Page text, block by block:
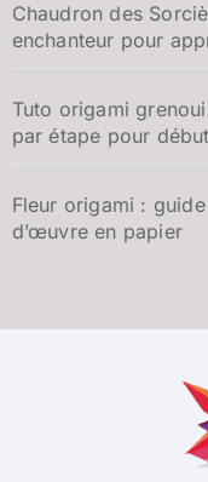
Chaudron des
enchanteur pour
Tuto origami
par étape pour
Fleur origami :
d’œuvre en papier